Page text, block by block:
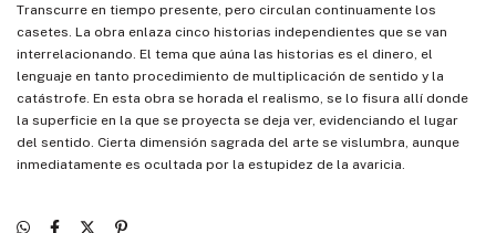
Transcurre en tiempo presente, pero circulan continuamente los
casetes. La obra enlaza cinco historias independientes que se van
interrelacionando. El tema que aúna las historias es el dinero, el
lenguaje en tanto procedimiento de multiplicación de sentido y la
catástrofe. En esta obra se horada el realismo, se lo fisura allí donde
la superficie en la que se proyecta se deja ver, evidenciando el lugar
del sentido. Cierta dimensión sagrada del arte se vislumbra, aunque
inmediatamente es ocultada por la estupidez de la avaricia.